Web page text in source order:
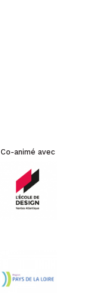
Co-animé avec